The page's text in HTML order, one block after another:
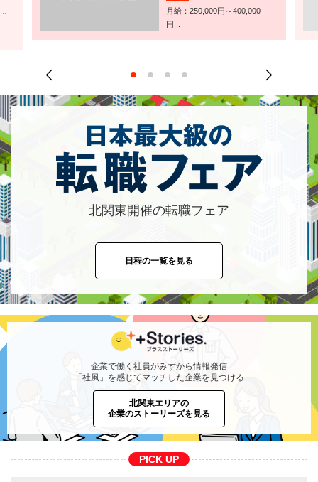
月給：250,000円～400,000
円...
北関東開催の転職フェア
日程の一覧を見る
企業で働く社員がみずから情報発信
「社風」を感じてマッチした企業を見つける
北関東エリアの
企業のストーリーズを見る
PICK UP